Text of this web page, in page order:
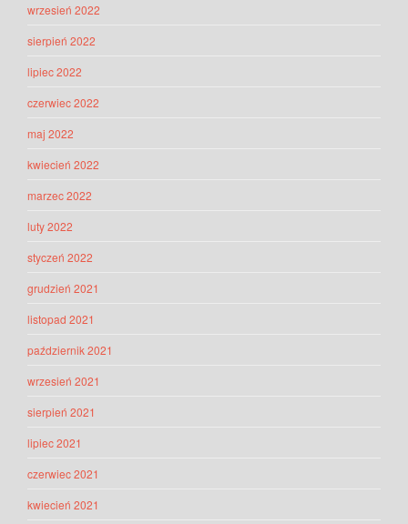
wrzesień 2022
sierpień 2022
lipiec 2022
czerwiec 2022
maj 2022
kwiecień 2022
marzec 2022
luty 2022
styczeń 2022
grudzień 2021
listopad 2021
październik 2021
wrzesień 2021
sierpień 2021
lipiec 2021
czerwiec 2021
kwiecień 2021